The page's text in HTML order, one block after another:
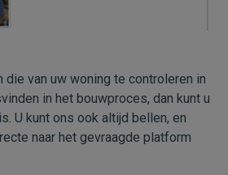
van uw woning te controleren in
in het bouwproces, dan kunt u
U kunt ons ook altijd bellen, en
naar het gevraagde platform